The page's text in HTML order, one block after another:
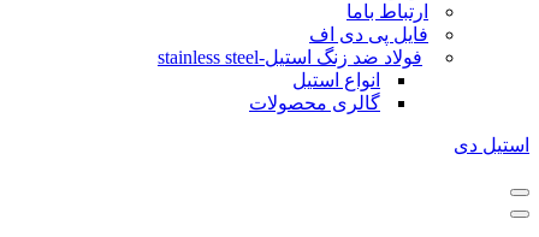
ارتباط باما
فایل پی دی اف
فولاد ضد زنگ استیل-stainless steel
انواع استیل
گالری محصولات
استیل دی
فهرست
ناوبری
فهرست